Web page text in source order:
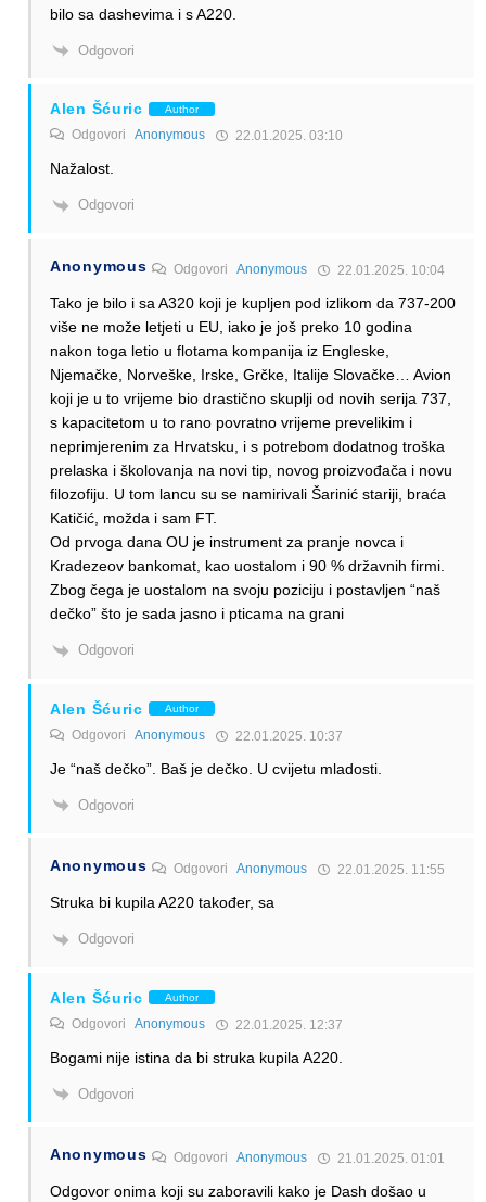
bilo sa dashevima i s A220.
Odgovori
Alen Šćuric Author
Odgovori Anonymous 22.01.2025. 03:10
Nažalost.
Odgovori
Anonymous OdgovoriAnonymous 22.01.2025. 10:04
Tako je bilo i sa A320 koji je kupljen pod izlikom da 737-200
više ne može letjeti u EU, iako je još preko 10 godina
nakon toga letio u flotama kompanija iz Engleske,
Njemačke, Norveške, Irske, Grčke, Italije Slovačke… Avion
koji je u to vrijeme bio drastično skuplji od novih serija 737,
s kapacitetom u to rano povratno vrijeme prevelikim i
neprimjerenim za Hrvatsku, i s potrebom dodatnog troška
prelaska i školovanja na novi tip, novog proizvođača i novu
filozofiju. U tom lancu su se namirivali Šarinić stariji, braća
Katičić, možda i sam FT.
Od prvoga dana OU je instrument za pranje novca i
Kradezeov bankomat, kao uostalom i 90 % državnih firmi.
Zbog čega je uostalom na svoju poziciju i postavljen “naš
dečko” što je sada jasno i pticama na grani
Odgovori
Alen Šćuric Author
Odgovori Anonymous 22.01.2025. 10:37
Je “naš dečko”. Baš je dečko. U cvijetu mladosti.
Odgovori
Anonymous OdgovoriAnonymous 22.01.2025. 11:55
Struka bi kupila A220 također, sa
Odgovori
Alen Šćuric Author
Odgovori Anonymous 22.01.2025. 12:37
Bogami nije istina da bi struka kupila A220.
Odgovori
Anonymous OdgovoriAnonymous 21.01.2025. 01:01
Odgovor onima koji su zaboravili kako je Dash došao u